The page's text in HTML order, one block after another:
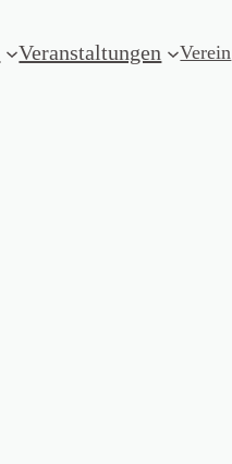
Veranstaltungen Verein